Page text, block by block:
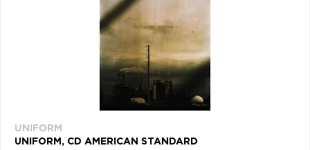
UNIFORM
UNIFORM, CD AMERICAN STANDARD